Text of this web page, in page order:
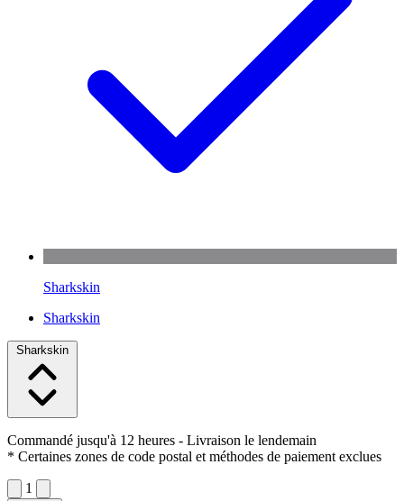
Sharkskin
Sharkskin
Sharkskin
Commandé jusqu'à 12 heures - Livraison le lendemain
* Certaines zones de code postal et méthodes de paiement exclues
1